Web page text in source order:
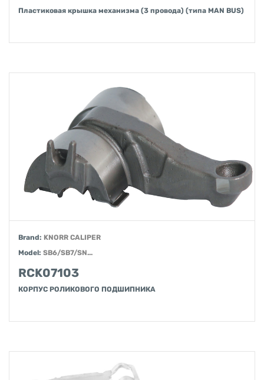
Пластиковая крышка механизма (3 провода) (типа MAN BUS)
Brand: KNORR CALIPER
Model: SB6/SB7/SN...
RCK07103
КОРПУС РОЛИКОВОГО ПОДШИПНИКА